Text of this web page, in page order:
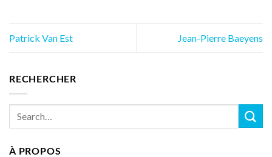
Patrick Van Est Jean-Pierre Baeyens
RECHERCHER
À PROPOS